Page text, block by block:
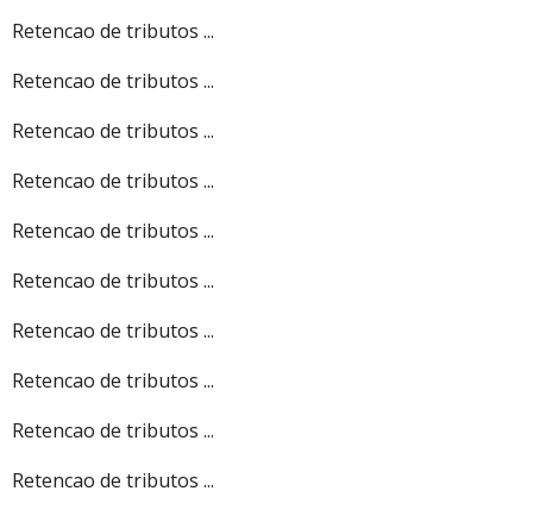
Retencao de tributos ...
Retencao de tributos ...
Retencao de tributos ...
Retencao de tributos ...
Retencao de tributos ...
Retencao de tributos ...
Retencao de tributos ...
Retencao de tributos ...
Retencao de tributos ...
Retencao de tributos ...